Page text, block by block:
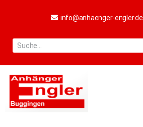
info@anhaenger-engler.de